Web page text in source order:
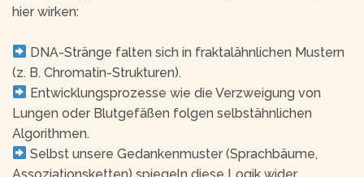
hier wirken:
DNA-Stränge falten sich in fraktalähnlichen Mustern
(z. B. Chromatin-Strukturen).
Entwicklungsprozesse wie die Verzweigung von
Lungen oder Blutgefäßen folgen selbstähnlichen
Algorithmen.
Selbst unsere Gedankenmuster (Sprachbäume,